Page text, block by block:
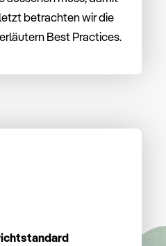
betrachten wir die
Best Practices.